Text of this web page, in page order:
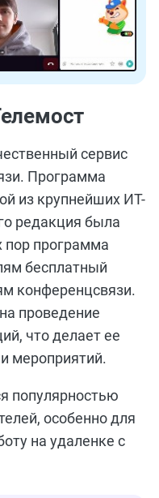
сервис
Программа
из крупнейших ИТ-
редакция была
пор программа
бесплатный
конференцсвязи.
проведение
что делает ее
мероприятий.
популярностью
особенно для
на удаленке с